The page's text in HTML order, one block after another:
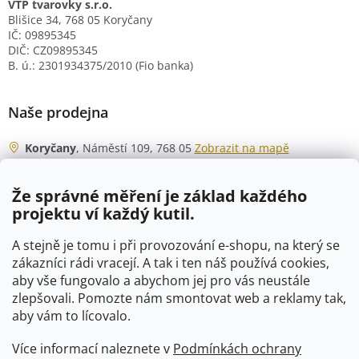
Že správné měření je základ každého
projektu ví každý kutil.
A stejně je tomu i při provozování e-shopu, na který se
zákazníci rádi vracejí. A tak i ten náš používá cookies,
aby vše fungovalo a abychom jej pro vás neustále
zlepšovali. Pomozte nám smontovat web a reklamy tak,
aby vám to lícovalo.
Více informací naleznete v Podmínkách ochrany
VTP tvarovky s.r.o.
Blišice 34, 768 05 Koryčany
IČ: 09895345
DIČ: CZ09895345
B. ú.: 2301934375/2010 (Fio banka)
Naše prodejna
Koryčany, Náměstí 109, 768 05 Zobrazit na mapě
Po - Čt
06:00 - 07:00
07:30 - 15:30
Pá
06:00 - 07:00
07:30 - 15:00
So
07:00 - 10:00
Ne
zavřeno